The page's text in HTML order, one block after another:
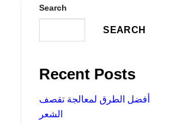
Search
SEARCH
Recent Posts
أفضل الطرق لمعالجة تقصف
الشعر